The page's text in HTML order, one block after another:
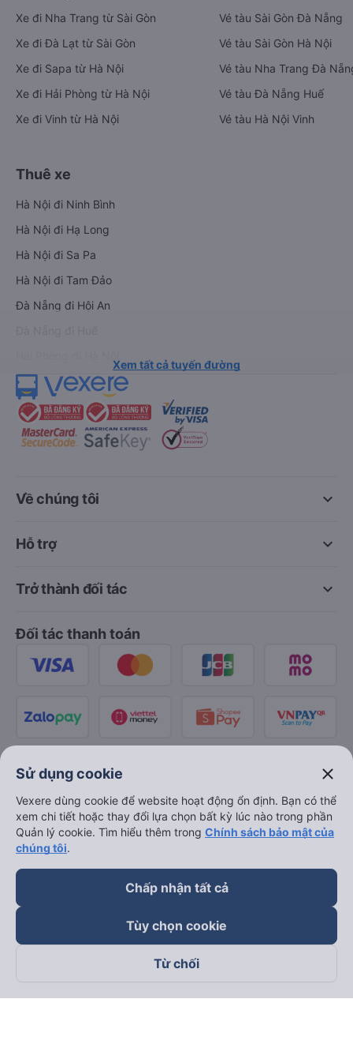
Xe đi Nha Trang từ Sài Gòn
Xe đi Đà Lạt từ Sài Gòn
Xe đi Sapa từ Hà Nội
Xe đi Hải Phòng từ Hà Nội
Xe đi Vinh từ Hà Nội
Vé tàu Sài Gòn Đà Nẵng
Vé tàu Sài Gòn Hà Nội
Vé tàu Nha Trang Đà
Vé tàu Đà Nẵng Huế
Vé tàu Hà Nội Vinh
Thuê xe
Hà Nội đi Ninh Bình
Hà Nội đi Hạ Long
Hà Nội đi Sa Pa
Hà Nội đi Tam Đảo
Đà Nẵng đi Hội An
Xem tất cả tuyến đường
keyboard_arrow_down
Về chúng tôi
keyboard_arrow_down
Hỗ trợ
keyboard_arrow_down
Trở thành đối tác
Đối tác thanh toán
Theo dõi chúng tôi trên
Sử dụng cookie close
Vexere dùng cookie để website hoạt động ổn định. Bạn có thể
xem chi tiết hoặc thay đổi lựa chọn bất kỳ lúc nào trong phần
Quản lý cookie. Tìm hiểu thêm trong Chính sách bảo mật của
chúng tôi.
Chấp nhận tất cả
Tùy chọn cookie
Từ chối